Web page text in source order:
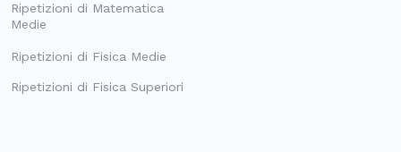
Ripetizioni di Matematica
Medie
Ripetizioni di Fisica Medie
Ripetizioni di Fisica Superiori